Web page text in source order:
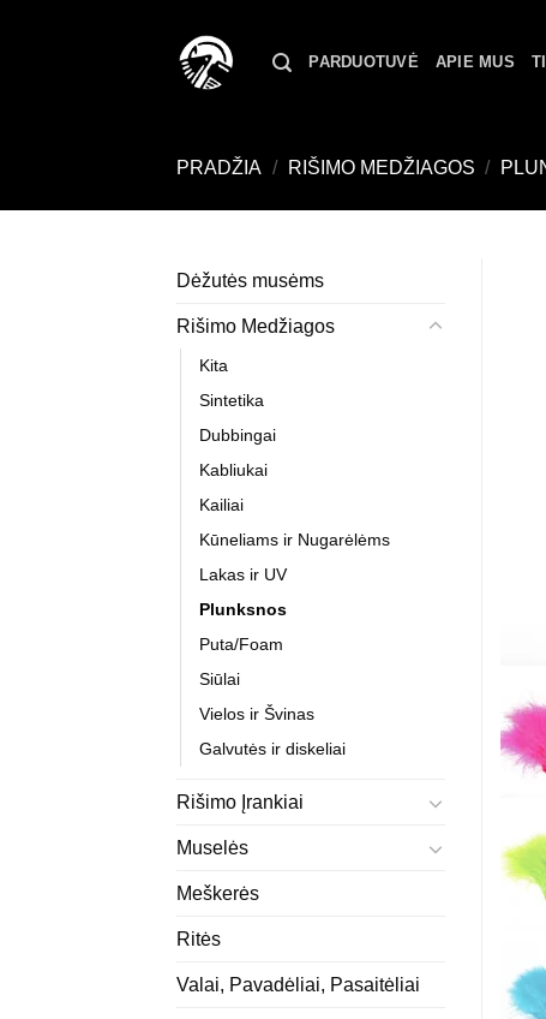
PARDUOTUVĖ APIE MUS
PRADŽIA / RIŠIMO MEDŽIAGOS /
Dėžutės musėms
Rišimo Medžiagos
Kita
Sintetika
Dubbingai
Kabliukai
Kailiai
Kūneliams ir Nugarėlėms
Lakas ir UV
Plunksnos
Puta/Foam
Siūlai
Vielos ir Švinas
Galvutės ir diskeliai
Rišimo Įrankiai
Muselės
Meškerės
Ritės
Valai, Pavadėliai, Pasaitėliai